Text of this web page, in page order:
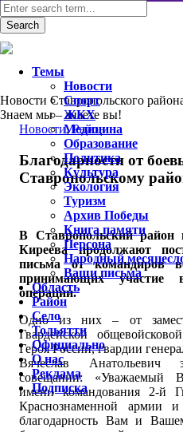
Новости Ставропольского
Знаем мы – знаете вы!
Новости,Район
Благодарности от
Ставропольскому
В Ставропольский
Киреева продолжают
письма от командиров
принимающих участие
операции.
Одно из них – от
Гвардейской
Героя России, гвардии
Вячеслав Анатольевич
совещании: «Уважаемый
имени командования 2-й
Краснознаменной армии
благодарность Вам и
Темы
Новости
Спорт
ЖКХ
Медицина
Образование
Политика
Культура
Экология
Туризм
Архив Победы
Книга памяти
Персона
Народный
Ваши письма
Область
Район
Село
Тольятти
Официально
О нас
Реклама
Подписка